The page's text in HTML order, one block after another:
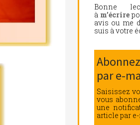
Bonne
à m’écrire
avis ou me
suis à votre
par e-
Saisissez
vous
une
article par